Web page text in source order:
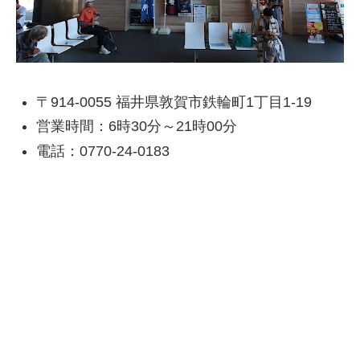
〒914-0055 福井県敦賀市鉄輪町1丁目1-19
営業時間：6時30分～21時00分
電話：0770-24-0183